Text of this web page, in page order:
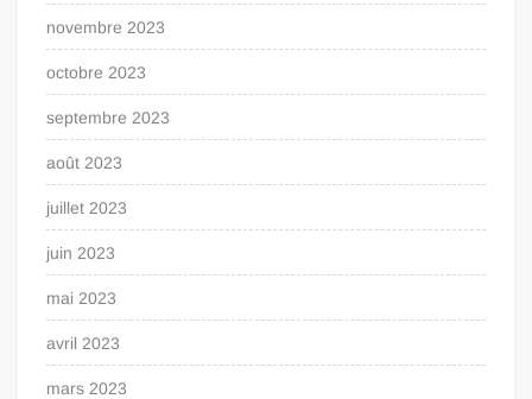
novembre 2023
octobre 2023
septembre 2023
août 2023
juillet 2023
juin 2023
mai 2023
avril 2023
mars 2023